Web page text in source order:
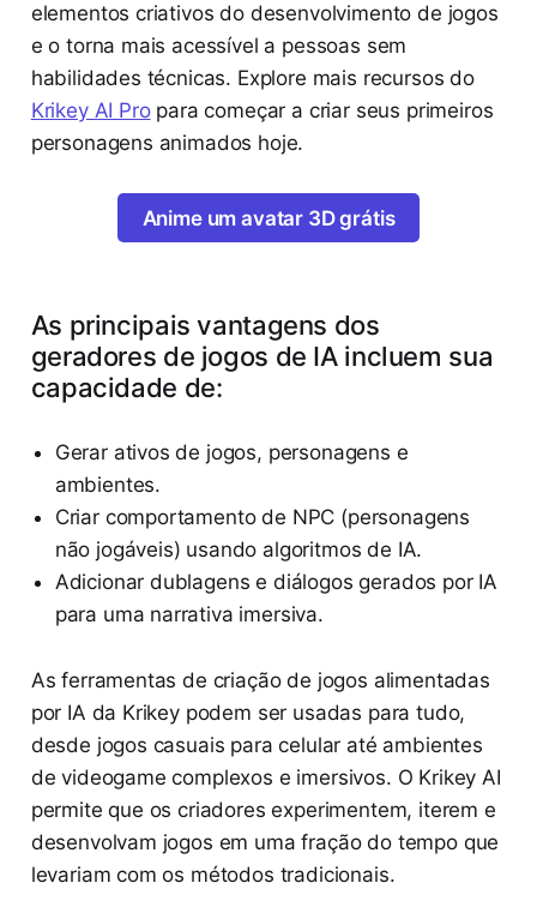
elementos criativos do desenvolvimento de jogos
e o torna mais acessível a pessoas sem
habilidades técnicas. Explore mais recursos do
Krikey AI Propara começar a criar seus primeiros
personagens animados hoje.
Anime um avatar 3D grátis
As principais vantagens dos
geradores de jogos de IA incluem sua
capacidade de:
Gerar ativos de jogos, personagens e
ambientes.
Criar comportamento de NPC (personagens
não jogáveis) usando algoritmos de IA.
Adicionar dublagens e diálogos gerados por IA
para uma narrativa imersiva.
As ferramentas de criação de jogos alimentadas
por IA da Krikey podem ser usadas para tudo,
desde jogos casuais para celular até ambientes
de videogame complexos e imersivos. O Krikey AI
permite que os criadores experimentem, iterem e
desenvolvam jogos em uma fração do tempo que
levariam com os métodos tradicionais.